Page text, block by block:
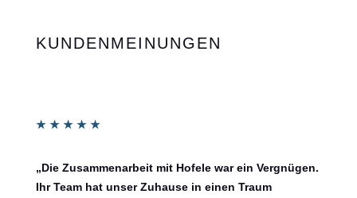
KUNDENMEINUNGEN
★ ★ ★ ★ ★
„Die Zusammenarbeit mit Hofele war ein Vergnügen.
Ihr Team hat unser Zuhause in einen Traum